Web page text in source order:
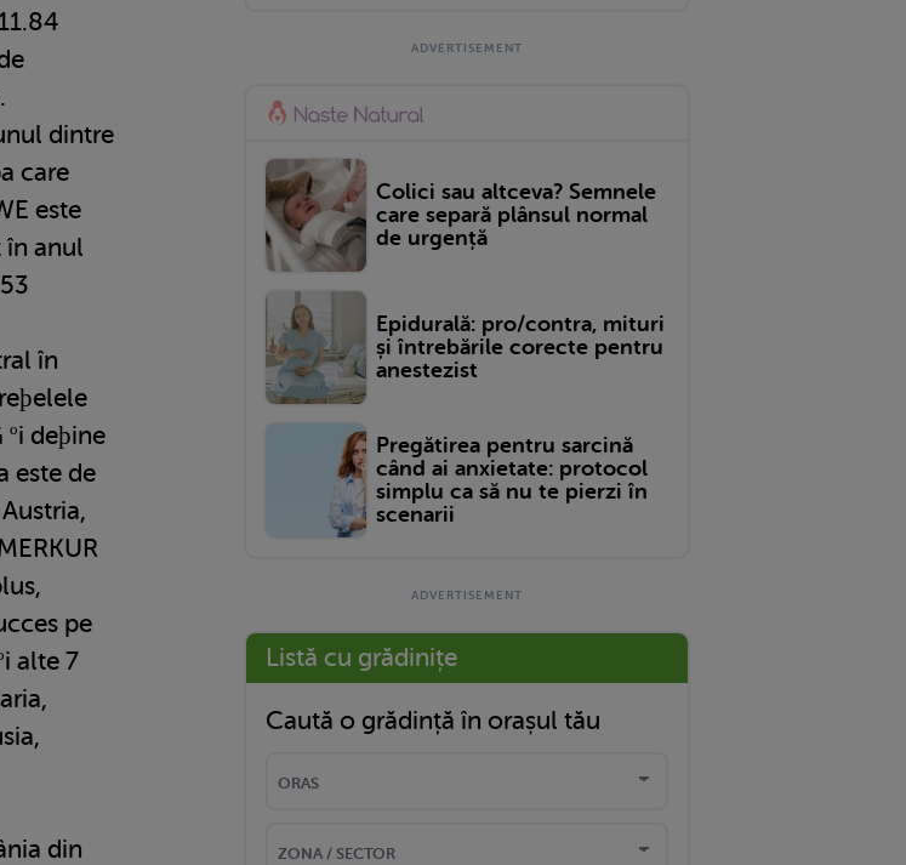
dintre
care
este
în anul
în
ºi deþine
este de
pe
alte 7
din
Colici sau altceva? Semnele
care separă plânsul normal
de urgență
Epidurală: pro/contra, mituri
și întrebările corecte pentru
anestezist
Pregătirea pentru sarcină
când ai anxietate: protocol
simplu ca să nu te pierzi în
scenarii
Listă cu grădinițe
Caută o grădință în orașul tău